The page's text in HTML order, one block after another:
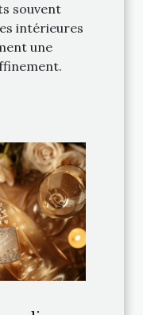
souvent
intérieures
une